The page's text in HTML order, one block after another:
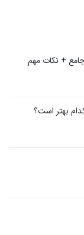
+ نکات مهم
بهتر است؟